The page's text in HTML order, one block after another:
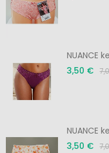
NUANCE
3,50 €
NUANCE
3,50 €